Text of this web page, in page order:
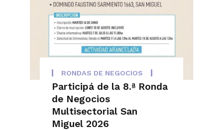
RONDAS DE NEGOCIOS
Participá de la 8.ª Ronda
de Negocios
Multisectorial San
Miguel 2026